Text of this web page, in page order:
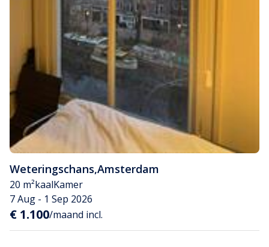
Weteringschans,Amsterdam
20 m²kaalKamer
7 Aug - 1 Sep 2026
€ 1.100/maand incl.